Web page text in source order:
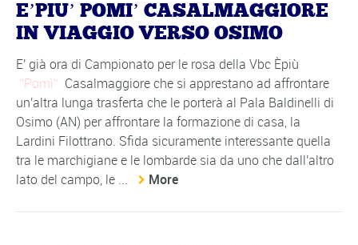
E’PIU’ POMI’ CASALMAGGIORE
IN VIAGGIO VERSO OSIMO
E' già ora di Campionato per le rosa della Vbc Èpiù
Pomì
Casalmaggiore che si apprestano ad affrontare
un'altra lunga trasferta che le porterà al Pala Baldinelli di
Osimo (AN) per affrontare la formazione di casa, la
Lardini Filottrano. Sfida sicuramente interessante quella
tra le marchigiane e le lombarde sia da uno che dall'altro
lato del campo, le ...
More